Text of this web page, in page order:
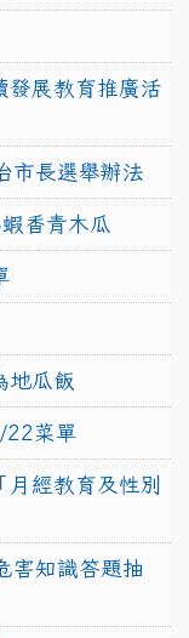
發展教育推廣活
市長選舉辦法
香青木瓜
地瓜飯
22菜單
經教育及性別
害知識答題抽